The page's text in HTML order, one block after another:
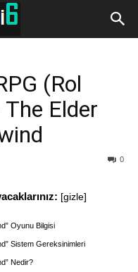
(Rol
Elder
0
[gizle]
Oyunu Bilgisi
Sistem Gereksinimleri
Nedir?